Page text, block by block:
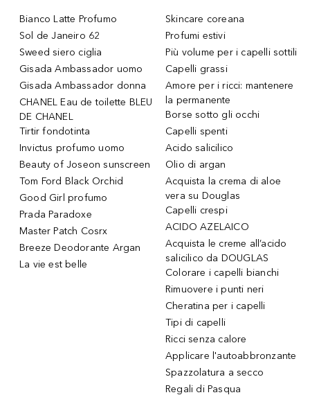
Bianco Latte Profumo
Sol de Janeiro 62
Sweed siero ciglia
Gisada Ambassador uomo
Gisada Ambassador donna
CHANEL Eau de toilette BLEU
DE CHANEL
Tirtir fondotinta
Invictus profumo uomo
Beauty of Joseon sunscreen
Tom Ford Black Orchid
Good Girl profumo
Prada Paradoxe
Master Patch Cosrx
Breeze Deodorante Argan
La vie est belle
Skincare coreana
Profumi estivi
Più volume per i capelli sottili
Capelli grassi
Amore per i ricci: mantenere
la permanente
Borse sotto gli occhi
Capelli spenti
Acido salicilico
Olio di argan
Acquista la crema di aloe
vera su Douglas
Capelli crespi
ACIDO AZELAICO
Acquista le creme all’acido
salicilico da DOUGLAS
Colorare i capelli bianchi
Rimuovere i punti neri
Cheratina per i capelli
Tipi di capelli
Ricci senza calore
Applicare l'autoabbronzante
Spazzolatura a secco
Regali di Pasqua